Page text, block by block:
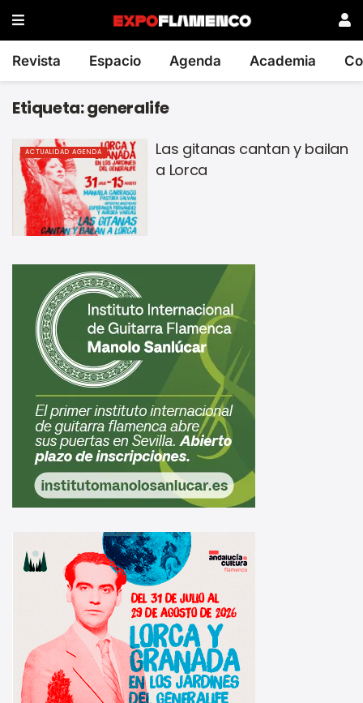
Revista Espacio Agenda Academia
Etiqueta:generalife
ACTUALIDAD AGENDA
Las gitanas cantan y bailan
a Lorca